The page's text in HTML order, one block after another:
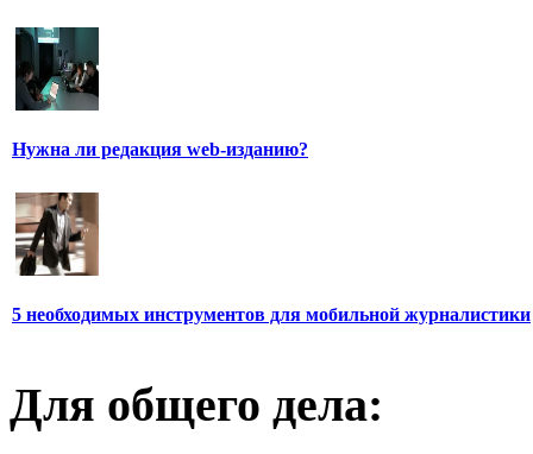
Нужна ли редакция web-изданию?
5 необходимых инструментов для мобильной журналистики
Для общего дела: